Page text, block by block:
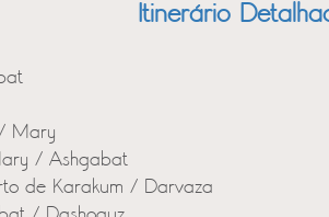
Itinerário
Mary
/ Ashgabat
de Karakum / Darvaza